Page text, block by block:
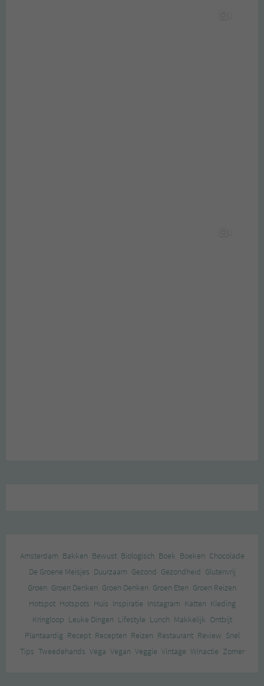
Amsterdam Bakken Bewust Biologisch Boek Boeken Chocolade
De Groene Meisjes Duurzaam Gezond Gezondheid Glutenvrij
Groen Groen Denken Groen Denken Groen Eten Groen Reizen
Hotspot Hotspots Huis Inspiratie Instagram Katten Kleding
Kringloop Leuke Dingen Lifestyle Lunch Makkelijk Ontbijt
Plantaardig Recept Recepten Reizen Restaurant Review Snel
Tips Tweedehands Vega Vegan Veggie Vintage Winactie Zomer